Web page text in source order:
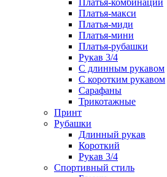
Платья-макси
Платья-миди
Платья-мини
Платья-рубашки
Рукав 3/4
С длинным рукавом
С коротким рукавом
Сарафаны
Трикотажные
Принт
Рубашки
Длинный рукав
Короткий
Рукав 3/4
Спортивный стиль